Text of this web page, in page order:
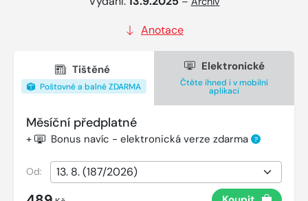
Anotace
Tištěné
Poštovné a balné ZDARMA
Elektronické
Čtěte ihned i v mobilní
aplikaci
Měsíční předplatné
+ Bonus navíc - elektronická verze zdarma ?
Od: